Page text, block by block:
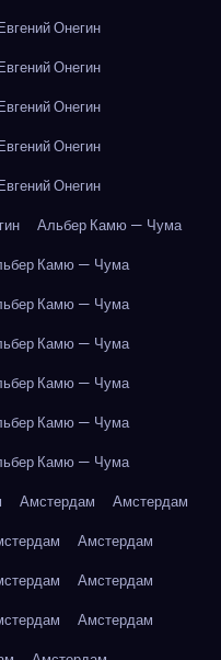
Онегин
Онегин
Онегин
Онегин
Онегин
Альбер Камю — Чума
Камю — Чума
Камю — Чума
Камю — Чума
Камю — Чума
Камю — Чума
Камю — Чума
Амстердам
Амстердам
Амстердам
Амстердам
Амстердам